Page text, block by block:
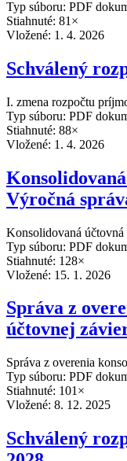
Typ súboru: PDF
Stiahnuté: 81×
Vložené: 1. 4. 2026
Schválený
I. zmena rozpočtu
Typ súboru: PDF
Stiahnuté: 88×
Vložené: 1. 4. 2026
Výročná
Konsolidovaná
Typ súboru: PDF
Stiahnuté: 128×
Vložené: 15. 1. 2026
Správa z
účtovnej
Správa z overenia
Typ súboru: PDF
Stiahnuté: 101×
Vložené: 8. 12. 2025
Schválený